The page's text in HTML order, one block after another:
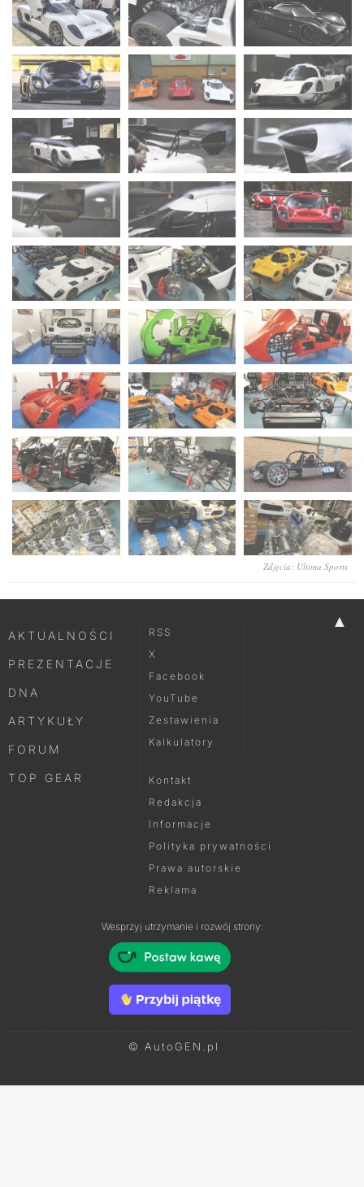
Zdjęcia: Ultima Sports
▲
AKTUALNOŚCI
PREZENTACJE
DNA
ARTYKUŁY
FORUM
TOP GEAR
RSS
X
Facebook
YouTube
Zestawienia
Kalkulatory
Kontakt
Redakcja
Informacje
Polityka prywatności
Prawa autorskie
Reklama
Wesprzyj utrzymanie i rozwój strony:
© AutoGEN.pl